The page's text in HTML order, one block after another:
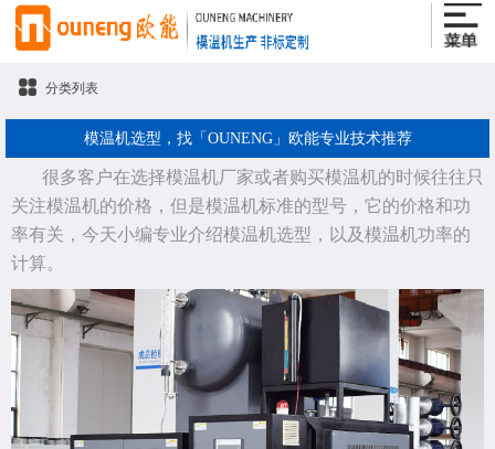
分类列表
模温机选型，找「OUNENG」欧能专业技术推荐
很多客户在选择模温机厂家或者购买模温机的时候往往只
关注模温机的价格，但是模温机标准的型号，它的价格和功
率有关，今天小编专业介绍模温机选型，以及模温机功率的
计算。